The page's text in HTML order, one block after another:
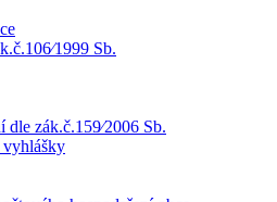
Sb.
dle zák.č.159⁄2006 Sb.
vyhlášky